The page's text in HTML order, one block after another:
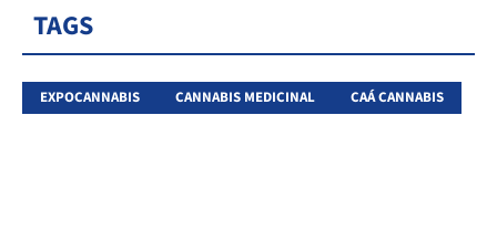
TAGS
EXPOCANNABIS CANNABIS MEDICINAL CAÁ CANNABIS